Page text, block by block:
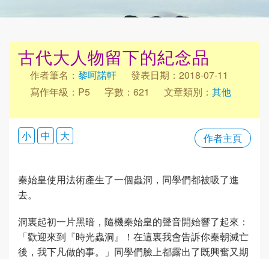
古代大人物留下的紀念品
作者筆名： 黎呵諾軒
發表日期：2018-07-11
寫作年級：P5
字數：621 文章類別： 其他
作者主頁
小 中 大
秦始皇使用法術產生了一個蟲洞，同學們都被吸了進
去。
洞裏起初一片黑暗，隨機秦始皇的聲音開始響了起來：
「歡迎來到『時光蟲洞』！在這裏我會告訴你秦朝滅亡
後，我下凡做的事。」同學們臉上都露出了既興奮又期